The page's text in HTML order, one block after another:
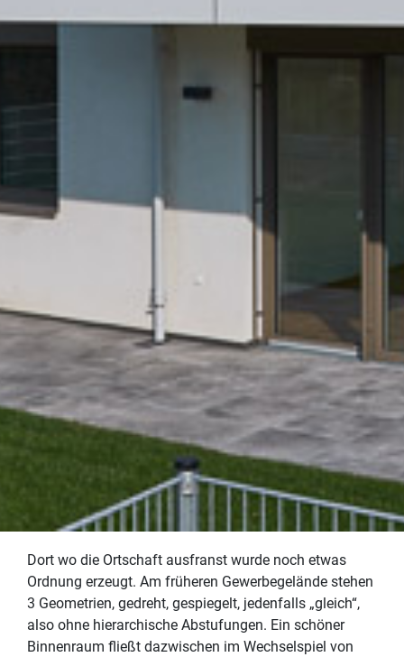
Dort wo die Ortschaft ausfranst wurde noch etwas
Ordnung erzeugt. Am früheren Gewerbegelände stehen
3 Geometrien, gedreht, gespiegelt, jedenfalls „gleich“,
also ohne hierarchische Abstufungen. Ein schöner
Binnenraum fließt dazwischen im Wechselspiel von